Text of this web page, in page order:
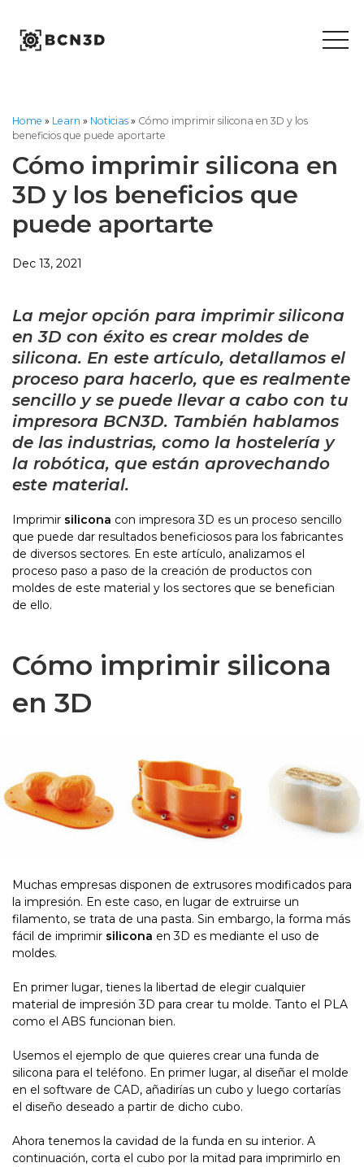
content
Home » Learn » Noticias » Cómo imprimir silicona en 3D y los
beneficios que puede aportarte
Cómo imprimir silicona en
3D y los beneficios que
puede aportarte
Dec 13, 2021
La mejor opción para imprimir silicona
en 3D con éxito es crear moldes de
silicona. En este artículo, detallamos el
proceso para hacerlo, que es realmente
sencillo y se puede llevar a cabo con tu
impresora BCN3D. También hablamos
de las industrias, como la hostelería y
la robótica, que están aprovechando
este material.
Imprimir silicona con impresora 3D es un proceso sencillo
que puede dar resultados beneficiosos para los fabricantes
de diversos sectores. En este artículo, analizamos el
proceso paso a paso de la creación de productos con
moldes de este material y los sectores que se benefician
de ello.
Cómo imprimir silicona
en 3D
Muchas empresas disponen de extrusores modificados para
la impresión. En este caso, en lugar de extruirse un
filamento, se trata de una pasta. Sin embargo, la forma más
fácil de imprimir silicona en 3D es mediante el uso de
moldes.
En primer lugar, tienes la libertad de elegir cualquier
material de impresión 3D para crear tu molde. Tanto el PLA
como el ABS funcionan bien.
Usemos el ejemplo de que quieres crear una funda de
silicona para el teléfono. En primer lugar, al diseñar el molde
en el software de CAD, añadirías un cubo y luego cortarías
el diseño deseado a partir de dicho cubo.
Ahora tenemos la cavidad de la funda en su interior. A
continuación, corta el cubo por la mitad para imprimirlo en